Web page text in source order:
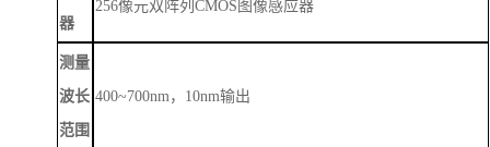
器
256像元双阵列CMOS图像感应器
测量
波长
范围
400~700nm，10nm输出